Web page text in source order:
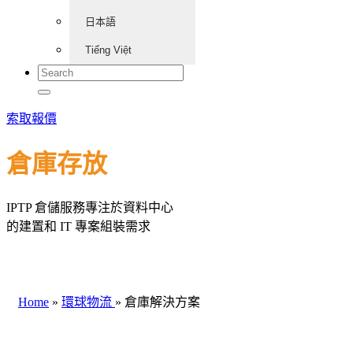
日本語
Tiếng Việt
索取報價
倉庫存放
IPTP 倉儲服務專注於資料中心
的建置和 IT 專案組裝需求
Home » 環球物流 » 倉庫解決方案